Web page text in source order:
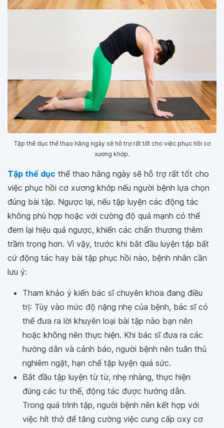
Tập thể dục thể thao hằng ngày sẽ hỗ trợ rất tốt cho việc phục hồi cơ
xương khớp.
Tập thể dục thể thao hằng ngày sẽ hỗ trợ rất tốt cho
việc phục hồi cơ xương khớp nếu người bệnh lựa chọn
đúng bài tập. Ngược lại, nếu tập luyện các động tác
không phù hợp hoặc với cường độ quá mạnh có thể
đem lại hiệu quả ngược, khiến các chấn thương thêm
trầm trọng hơn. Vì vậy, trước khi bắt đầu luyện tập bất
cứ động tác hay bài tập phục hồi nào, bệnh nhân cần
lưu ý:
Tham khảo ý kiến bác sĩ chuyên khoa đang điều
trị: Tùy vào mức độ nặng nhẹ của bệnh, bác sĩ có
thể đưa ra lời khuyên loại bài tập nào bạn nên
hoặc không nên thực hiện. Khi bác sĩ đưa ra các
hướng dẫn và cảnh báo, người bệnh nên tuân thủ
nghiêm ngặt, hạn chế tập luyện quá sức.
Bắt đầu tập luyện từ từ, nhẹ nhàng, thực hiện
đúng các tư thế, động tác được hướng dẫn.
Trong quá trình tập, người bệnh nên kết hợp với
việc hít thở để tăng cường việc cung cấp oxy cơ